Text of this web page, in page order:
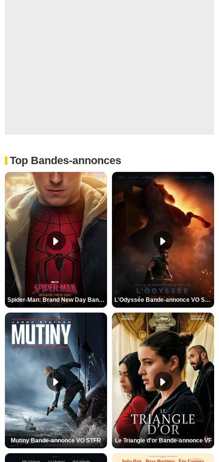
Top Bandes-annonces
Spider-Man: Brand New Day Bande-annonce VO STFR L'Odyssée Bande-annonce VO STFR
Mutiny Bande-annonce VO STFR Le Triangle d'or Bande-annonce VF